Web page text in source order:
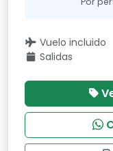
Vuelo incluido
Salidas